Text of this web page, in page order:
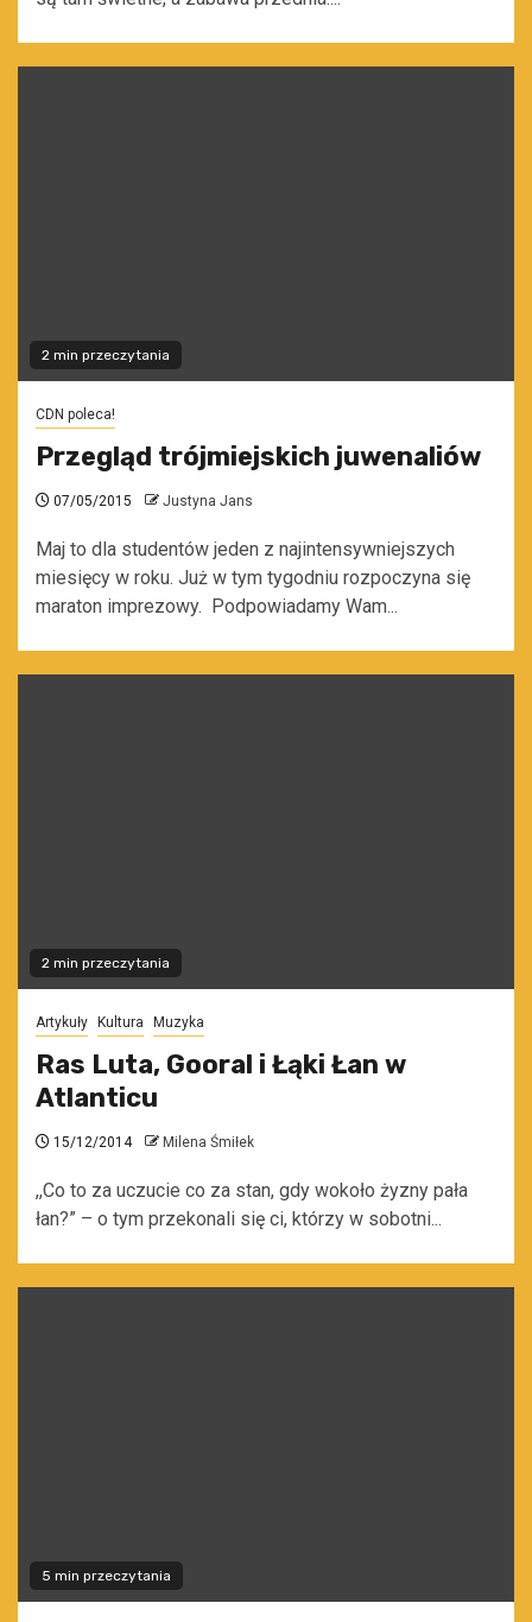
2 min przeczytania
CDN poleca!
Przegląd trójmiejskich juwenaliów
07/05/2015 Justyna Jans
Maj to dla studentów jeden z najintensywniejszych
miesięcy w roku. Już w tym tygodniu rozpoczyna się
maraton imprezowy. Podpowiadamy Wam...
2 min przeczytania
Artykuły Kultura Muzyka
Ras Luta, Gooral i Łąki Łan w
Atlanticu
15/12/2014 Milena Śmiłek
,,Co to za uczucie co za stan, gdy wokoło żyzny pała
łan?” – o tym przekonali się ci, którzy w sobotni...
5 min przeczytania